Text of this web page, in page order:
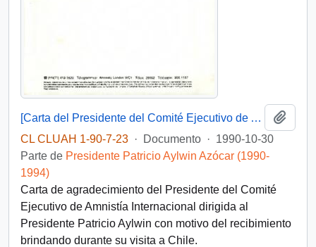
[Carta del Presidente del Comité Ejecutivo de Amnistía Internacional dirigida al Presidente Patricio Aylwin]
CL CLUAH 1-90-7-23 · Documento · 1990-10-30
Parte de Presidente Patricio Aylwin Azócar (1990-
1994)
Carta de agradecimiento del Presidente del Comité
Ejecutivo de Amnistía Internacional dirigida al
Presidente Patricio Aylwin con motivo del recibimiento
brindando durante su visita a Chile.